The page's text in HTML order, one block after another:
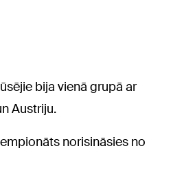
bija vienā grupā ar
Austriju.
norisināsies no